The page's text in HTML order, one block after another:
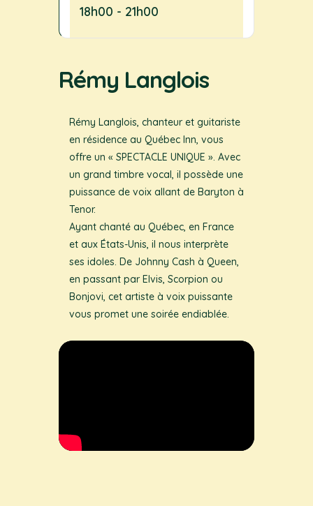
18h00 - 21h00
Rémy Langlois
Rémy Langlois, chanteur et guitariste
en résidence au Québec Inn, vous
offre un « SPECTACLE UNIQUE ». Avec
un grand timbre vocal, il possède une
puissance de voix allant de Baryton à
Tenor.
Ayant chanté au Québec, en France
et aux États-Unis, il nous interprète
ses idoles. De Johnny Cash à Queen,
en passant par Elvis, Scorpion ou
Bonjovi, cet artiste à voix puissante
vous promet une soirée endiablée.